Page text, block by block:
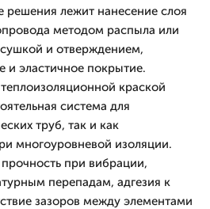
решения лежит нанесение слоя
методом распыла или
и отверждением,
эластичное покрытие.
краской
система для
труб, так и как
многоуровневой изоляции.
при вибрации,
перепадам, адгезия к
зазоров между элементами